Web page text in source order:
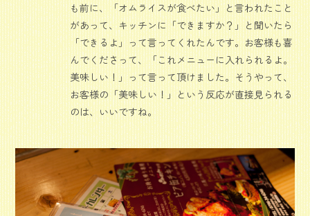
も前に、「オムライスが食べたい」と言われたこと
があって、キッチンに「できますか？」と聞いたら
「できるよ」って言ってくれたんです。お客様も喜
んでくださって、「これメニューに入れられるよ。
美味しい！」って言って頂けました。そうやって、
お客様の「美味しい！」という反応が直接見られる
のは、いいですね。